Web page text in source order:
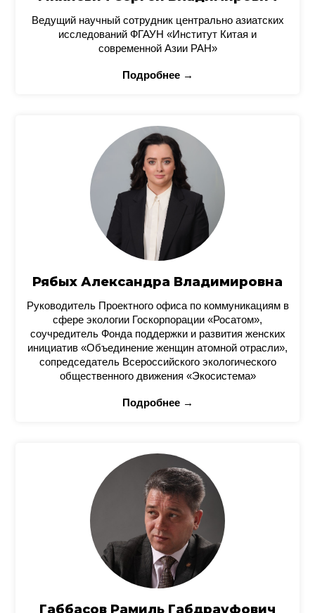
Ведущий научный сотрудник центрально азиатских
исследований ФГАУН «Институт Китая и
современной Азии РАН»
Подробнее →
Рябых Александра Владимировна
Руководитель Проектного офиса по коммуникациям в
сфере экологии Госкорпорации «Росатом»,
соучредитель Фонда поддержки и развития женских
инициатив «Объединение женщин атомной отрасли»,
сопредседатель Всероссийского экологического
общественного движения «Экосистема»
Подробнее →
Габбасов Рамиль Габдрауфович